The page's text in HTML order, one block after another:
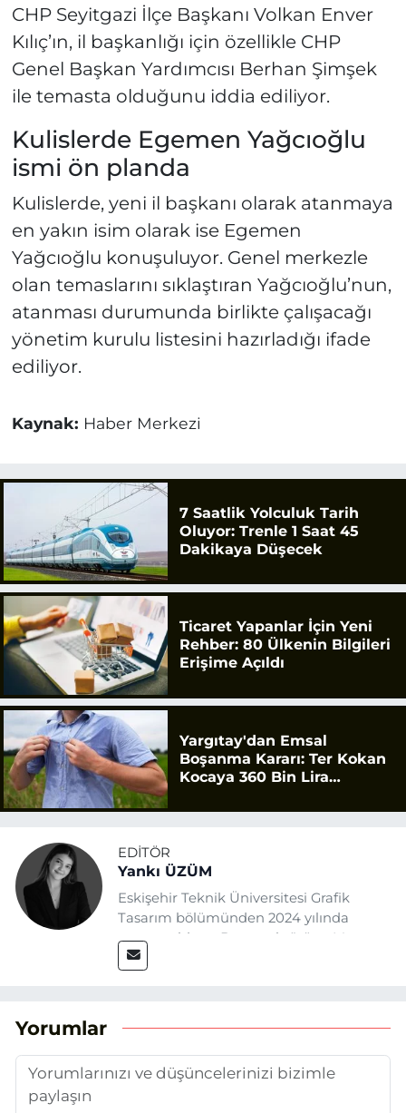
CHP Seyitgazi İlçe Başkanı Volkan Enver
Kılıç’ın, il başkanlığı için özellikle CHP
Genel Başkan Yardımcısı Berhan Şimşek
ile temasta olduğunu iddia ediliyor.
Kulislerde Egemen Yağcıoğlu
ismi ön planda
Kulislerde, yeni il başkanı olarak atanmaya
en yakın isim olarak ise Egemen
Yağcıoğlu konuşuluyor. Genel merkezle
olan temaslarını sıklaştıran Yağcıoğlu’nun,
atanması durumunda birlikte çalışacağı
yönetim kurulu listesini hazırladığı ifade
ediliyor.
Kaynak: Haber Merkezi
7 Saatlik Yolculuk Tarih
Oluyor: Trenle 1 Saat 45
Dakikaya Düşecek
Ticaret Yapanlar İçin Yeni
Rehber: 80 Ülkenin Bilgileri
Erişime Açıldı
Yargıtay'dan Emsal
Boşanma Kararı: Ter Kokan
Kocaya 360 Bin Lira
EDITÖR
Yankı ÜZÜM
Eskişehir Teknik Üniversitesi Grafik
Tasarım bölümünden 2024 yılında
mezun oldum. Basın sektörüne Mayıs
2025’te Eskişehir Haber Ajansı ile adım
aktarmayı hedefliyorum.
Yorumlar